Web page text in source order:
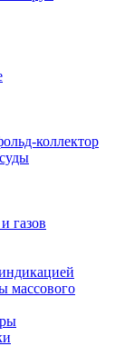
коллектор
газов
массового